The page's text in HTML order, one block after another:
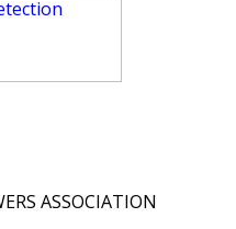
ASSOCIATION